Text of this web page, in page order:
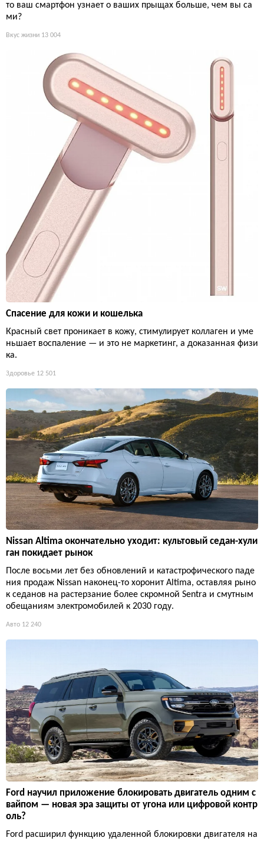
то ваш смартфон узнает о ваших прыщах больше, чем вы са
ми?
Вкус жизни 13 004
Спасение для кожи и кошелька
Красный свет проникает в кожу, стимулирует коллаген и уме
ньшает воспаление — и это не маркетинг, а доказанная физи
ка.
Здоровье 12 501
Nissan Altima окончательно уходит: культовый седан-хули
ган покидает рынок
После восьми лет без обновлений и катастрофического паде
ния продаж Nissan наконец-то хоронит Altima, оставляя рыно
к седанов на растерзание более скромной Sentra и смутным
обещаниям электромобилей к 2030 году.
Авто 12 240
Ford научил приложение блокировать двигатель одним с
вайпом — новая эра защиты от угона или цифровой контр
оль?
Ford расширил функцию удаленной блокировки двигателя на